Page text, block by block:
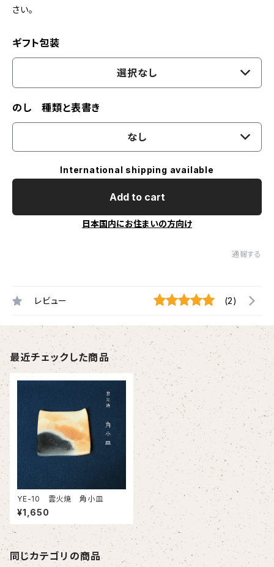
さい。
ギフト包装
選択なし
のし 種類と表書き
なし
International shipping available
Add to cart
日本国内にお住まいの方向け
通報する
レビュー (2)
最近チェックした商品
YE-10 雲火焼 角小皿
¥1,650
同じカテゴリの商品